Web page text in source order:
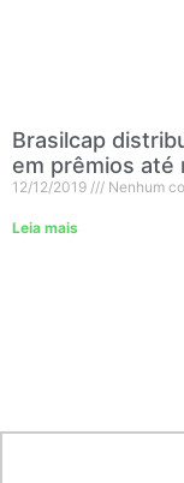
Brasilcap
em prêmios até
12/12/2019 Nenhum
Leia mais